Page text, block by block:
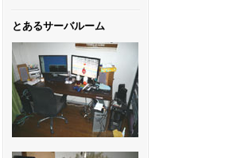
とあるサーバルーム